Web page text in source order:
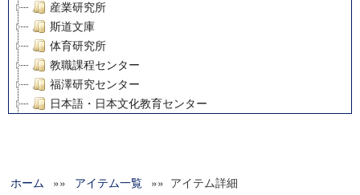
産業研究所
斯道文庫
体育研究所
教職課程センター
福澤研究センター
日本語・日本文化教育センター
グローバルリサーチインスティテュート
ホーム »» アイテム一覧 »» アイテム詳細